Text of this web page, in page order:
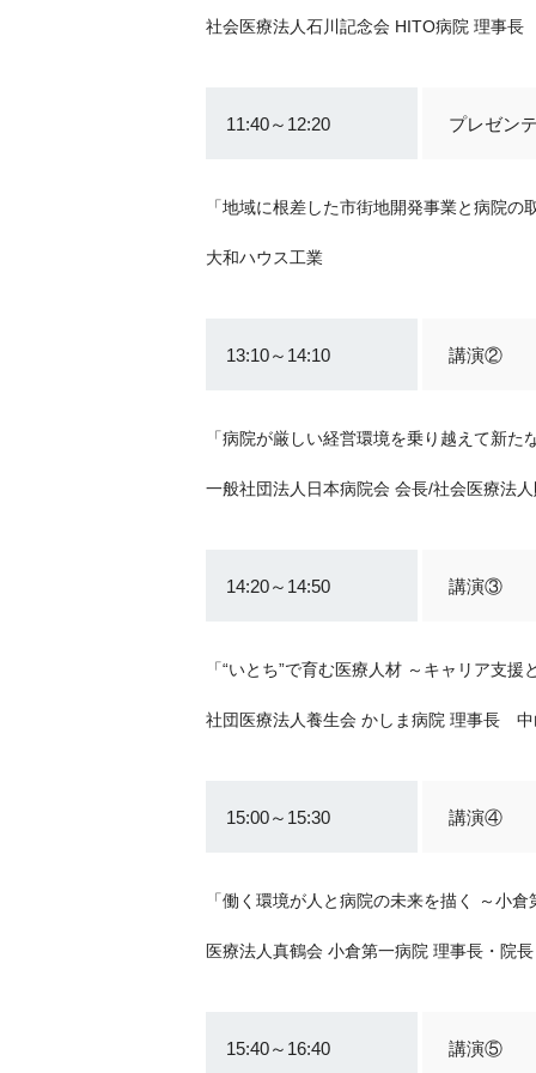
社会医療法人石川記念会 HITO病院 理事
11:40～12:20 プレゼン
「地域に根差した市街地開発事業と病院の
大和ハウス工業
13:10～14:10 講演②
「病院が厳しい経営環境を乗り越えて新た
一般社団法人日本病院会 会長/社会医療法
14:20～14:50 講演③
「“いとち”で育む医療人材 ～キャリア支
社団医療法人養生会 かしま病院 理事長 中
15:00～15:30 講演④
「働く環境が人と病院の未来を描く ～小
医療法人真鶴会 小倉第一病院 理事長・院
15:40～16:40 講演⑤